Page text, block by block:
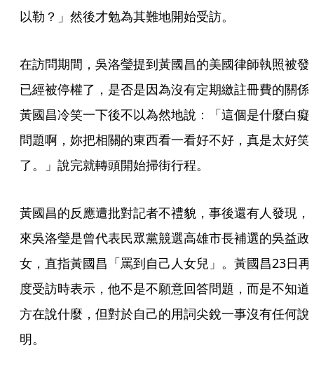
以勒？」然後才勉為其難地開始受訪。
在訪問期間，吳洛瑩提到黃國昌的美國律師執照被發
已經被停權了，是否是因為沒有定期繳註冊費的關係
黃國昌冷笑一下後不以為然地說：「這個是什麼白癡
問題啊，妳把相關的東西看一看好不好，真是太好笑
了。」說完就轉頭開始掃街行程。
黃國昌的反應遭批對記者不禮貌，事後還有人發現，
來吳洛瑩是曾代表民眾黨競選高雄市長補選的吳益政
女，直指黃國昌「罵到自己人女兒」。黃國昌23日再
度受訪時表示，他不是不願意回答問題，而是不知道
方在說什麼，但對於自己的用詞尖銳一事沒有任何說
明。